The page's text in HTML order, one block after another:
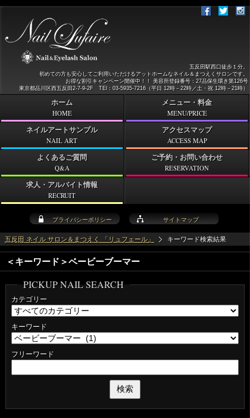
五反田 ネイル サロン＆まつえく 「リュフェール」 キーワード検索結果
＜キーワード＞ベービーブーマー
PICKUP NAIL SEARCH
カテゴリー
キーワード
フリーワード
プライバシーポリシー サイトマップ
五反田駅西口徒歩１分。
初めての方も安心してご利用いただけるアットホームなネイル＆まつえくサロンです。
お得な割引キャンペーン開催中！！ 美容所登録番号：27品保生環き第126号
東京都品川区西五反田2-7-9-2F TEl：03-5935-7216（平日 12時－22時／土・祝 12時－21時）
ホーム
HOME
メニュー・料金
MENU/PRICE
ネイルアートサンプル
NAIL ART
アクセスマップ
ACCESS MAP
よくあるご質問
Q&A
ご予約・お問い合わせ
RESERVATION
求人・アルバイト情報
RECRUIT